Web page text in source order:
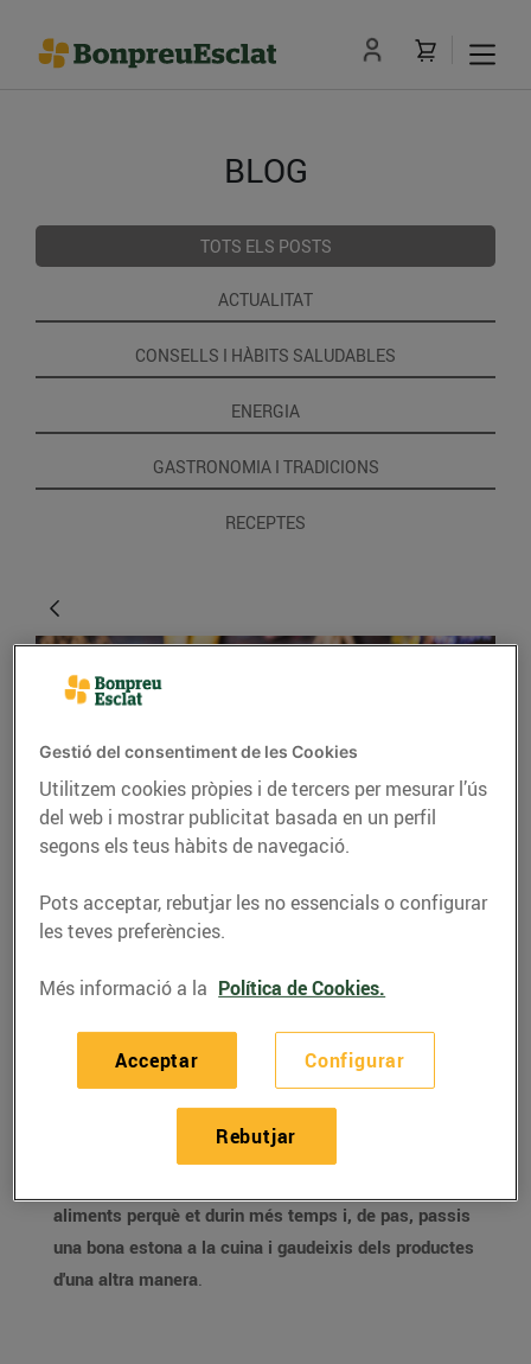
BLOG
TOTS ELS POSTS
ACTUALITAT
CONSELLS I HÀBITS SALUDABLES
ENERGIA
GASTRONOMIA I TRADICIONS
RECEPTES
4 maneres de
conservar els aliments
frescos
tens producte fresc que no vols que se't faci malbé.
aliments perquè et durin més temps i, de pas, passis
una bona estona a la cuina i gaudeixis dels productes
d'una altra manera.
Gestió del consentiment de les Cookies
Utilitzem cookies pròpies i de tercers per mesurar l’ús
del web i mostrar publicitat basada en un perfil
segons els teus hàbits de navegació.
Pots acceptar, rebutjar les no essencials o configurar
les teves preferències.
Més informació a la Política de Cookies.
Configurar
Rebutjar
Acceptar